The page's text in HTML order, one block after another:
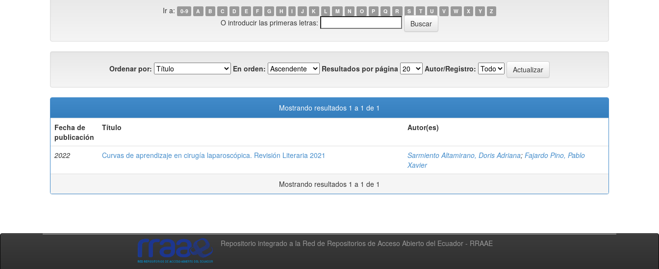
Ir a: 0-9 A B C D E F G H I J K L M N O P Q R S T U V W X Y Z
O introducir las primeras letras:
Ordenar por: En orden: Resultados por página Autor/Registro:
Mostrando resultados 1 a 1 de 1
Fecha de
publicación
Título Autor(es)
2022 Curvas de aprendizaje en cirugía laparoscópica. Revisión Literaria 2021 Sarmiento Altamirano, Doris Adriana; Fajardo Pino, Pablo
Xavier
Mostrando resultados 1 a 1 de 1
Repositorio integrado a la Red de Repositorios de Acceso Abierto del Ecuador - RRAAE